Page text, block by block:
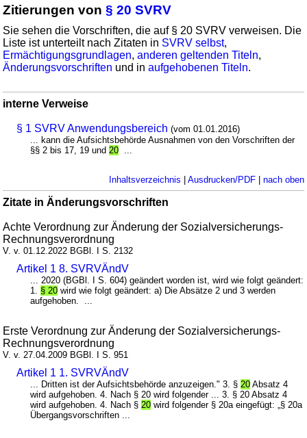
Zitierungen von§ 20 SVRV
Sie sehen die Vorschriften, die auf § 20 SVRV verweisen. Die
Liste ist unterteilt nach Zitaten in SVRV selbst,
Ermächtigungsgrundlagen,anderen geltenden Titeln,
Änderungsvorschriften und inaufgehobenen Titeln.
interne Verweise
§ 1 SVRV Anwendungsbereich (vom 01.01.2016)
... kann die Aufsichtsbehörde Ausnahmen von den Vorschriften der
§§ 2 bis 17, 19 und 20
Inhaltsverzeichnis | Ausdrucken/PDF| nach oben
Zitate in Änderungsvorschriften
Achte Verordnung zur Änderung der Sozialversicherungs-
Rechnungsverordnung
V. v. 01.12.2022 BGBl. I S. 2132
Artikel 1 8. SVRVÄndV
... 2020 (BGBl. I S. 604) geändert worden ist, wird wie folgt geändert:
1. § 20 wird wie folgt geändert: a) Die Absätze 2 und 3 werden
aufgehoben. ...
Erste Verordnung zur Änderung der Sozialversicherungs-
Rechnungsverordnung
V. v. 27.04.2009 BGBl. I S. 951
Artikel 1 1. SVRVÄndV
... Dritten ist der Aufsichtsbehörde anzuzeigen." 3. § 20 Absatz 4
wird aufgehoben. 4. Nach § 20 wird folgender ... 3. § 20 Absatz 4
wird aufgehoben. 4. Nach § 20 wird folgender § 20a eingefügt: „§ 20a
Übergangsvorschriften ...